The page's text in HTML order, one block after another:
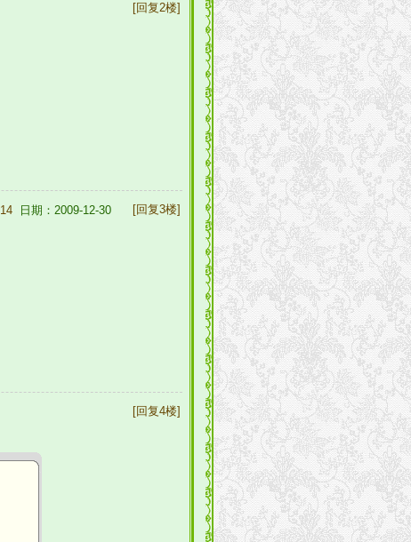
[回复2楼]
日期：2009-12-30 [回复3楼]
[回复4楼]